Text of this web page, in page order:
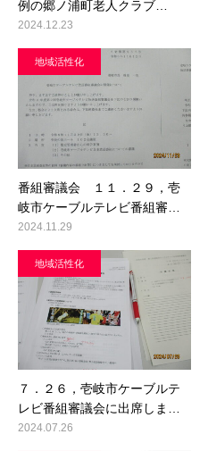
例の郷ノ浦町老人クラブ…
2024.12.23
地域活性化
番組審議会 １１．２９，壱
岐市ケーブルテレビ番組審…
2024.11.29
地域活性化
７．２６，壱岐市ケーブルテ
レビ番組審議会に出席しま…
2024.07.26